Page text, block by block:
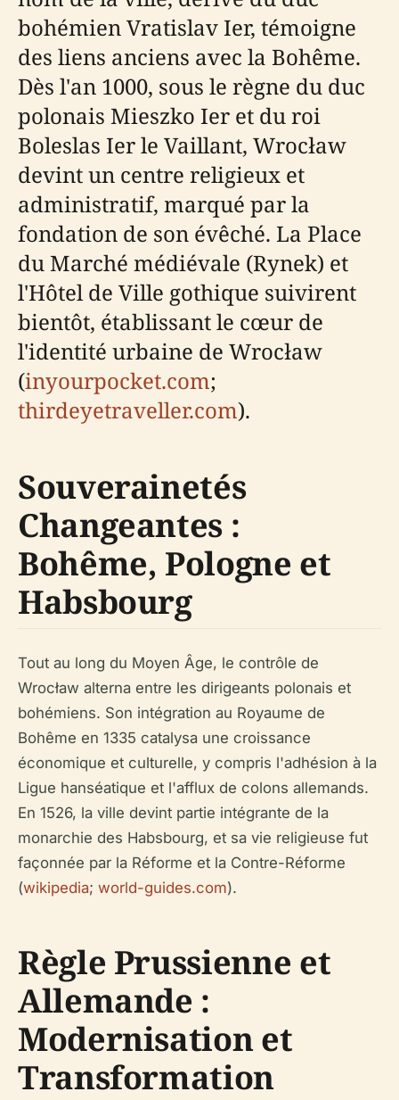
bohémien Vratislav Ier, témoigne
des liens anciens avec la Bohême.
Dès l'an 1000, sous le règne du duc
polonais Mieszko Ier et du roi
Boleslas Ier le Vaillant, Wrocław
devint un centre religieux et
administratif, marqué par la
fondation de son évêché. La Place
du Marché médiévale (Rynek) et
l'Hôtel de Ville gothique suivirent
bientôt, établissant le cœur de
l'identité urbaine de Wrocław
(inyourpocket.com;
thirdeyetraveller.com).
Souverainetés
Changeantes :
Bohême, Pologne et
Habsbourg
Tout au long du Moyen Âge, le contrôle de
Wrocław alterna entre les dirigeants polonais et
bohémiens. Son intégration au Royaume de
Bohême en 1335 catalysa une croissance
économique et culturelle, y compris l'adhésion à la
Ligue hanséatique et l'afflux de colons allemands.
En 1526, la ville devint partie intégrante de la
monarchie des Habsbourg, et sa vie religieuse fut
façonnée par la Réforme et la Contre-Réforme
(wikipedia; world-guides.com).
Règle Prussienne et
Allemande :
Modernisation et
Transformation